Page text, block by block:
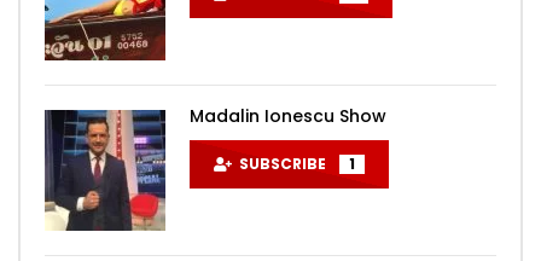
Madalin Ionescu Show
SUBSCRIBE 1